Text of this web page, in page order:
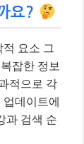
요?
요소 그
잡한 정보
적으로 각
데이트에
과 검색 순